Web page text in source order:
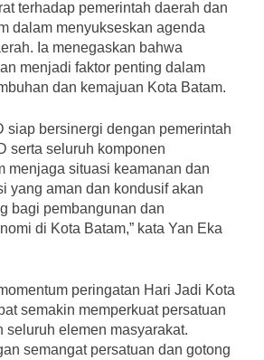
terhadap pemerintah daerah dan
dalam menyukseskan agenda
Ia menegaskan bahwa
menjadi faktor penting dalam
dan kemajuan Kota Batam.
siap bersinergi dengan pemerintah
serta seluruh komponen
menjaga situasi keamanan dan
yang aman dan kondusif akan
bagi pembangunan dan
di Kota Batam,” kata Yan Eka
peringatan Hari Jadi Kota
semakin memperkuat persatuan
seluruh elemen masyarakat.
semangat persatuan dan gotong